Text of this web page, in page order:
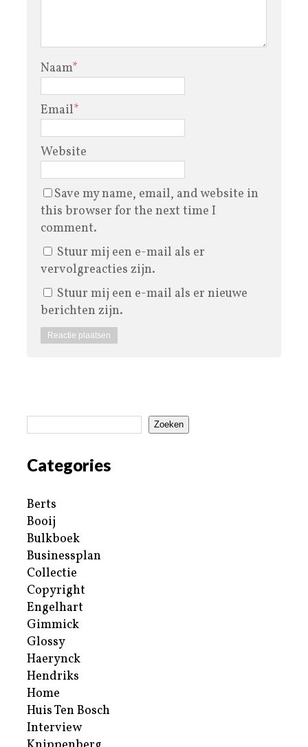
Naam*
Email*
Website
Save my name, email, and website in
this browser for the next time I
comment.
Stuur mij een e-mail als er
vervolgreacties zijn.
Stuur mij een e-mail als er nieuwe
berichten zijn.
Zoeken
Categories
Berts
Booij
Bulkboek
Businessplan
Collectie
Copyright
Engelhart
Gimmick
Glossy
Haerynck
Hendriks
Home
Huis Ten Bosch
Interview